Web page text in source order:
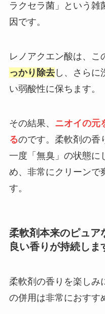
ラクセラ菌」という雑
因です。
レノアクエン酸は、こ
っかり除去し、さらに
い弱酸性に保ちます。
その結果、 ニオイの元
るのです。柔軟剤の香
一度「無臭」の状態に
め、非常にクリーンで
す。
柔軟剤本来のピュア
良い香りが持続しま
柔軟剤の香りを楽しみ
の併用は非常におすす